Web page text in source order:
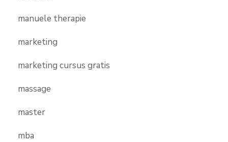
manuele therapie
marketing
marketing cursus gratis
massage
master
mba